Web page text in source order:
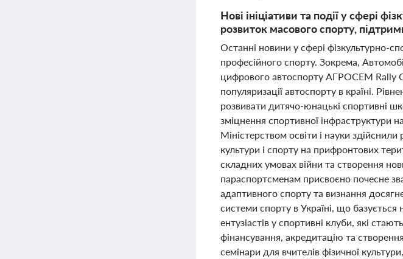
Нові ініціативи та події у сфері
розвиток масового спорту,
Останні новини у сфері фізкультурно-
професійного спорту. Зокрема,
цифрового автоспорту АГРОСЕМ Rally
популяризації автоспорту в країні.
розвивати дитячо-юнацькі спортивні
зміцнення спортивної інфраструктури
Міністерством освіти і науки
культури і спорту на прифронтових
складних умовах війни та створення
параспортсменам присвоєно почесне
адаптивного спорту та визнання
системи спорту в Україні, що базується
ентузіастів у спортивні клуби, які
фінансування, акредитацію та
семінари для вчителів фізичної